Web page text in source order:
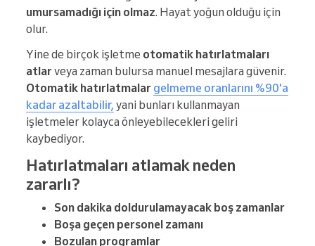
umursamadığı için olmaz. Hayat yoğun olduğu için
olur.
Yine de birçok işletme otomatik hatırlatmaları
atlarveya zaman bulursa manuel mesajlara güvenir.
Otomatik hatırlatmalar gelmeme oranlarını %90'a
kadar azaltabilir, yani bunları kullanmayan
işletmeler kolayca önleyebilecekleri geliri
kaybediyor.
Hatırlatmaları atlamak neden
zararlı?
Son dakika doldurulamayacak boş zamanlar
Boşa geçen personel zamanı
Bozulan programlar